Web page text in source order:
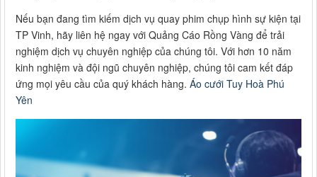
Nếu bạn đang tìm kiếm dịch vụ quay phim chụp hình sự kiện tại
TP Vinh, hãy liên hệ ngay với Quảng Cáo Rồng Vàng để trải
nghiệm dịch vụ chuyên nghiệp của chúng tôi. Với hơn 10 năm
kinh nghiệm và đội ngũ chuyên nghiệp, chúng tôi cam kết đáp
ứng mọi yêu cầu của quý khách hàng. Áo cưới Tuy Hoà Phú
Yên